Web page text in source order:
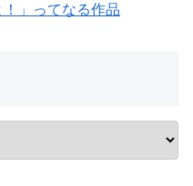
」ってなる作品